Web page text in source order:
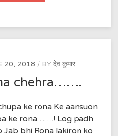
ki
hai……
20, 2018 BY देव कुमार
chehra…….
ke rona Ke aansuon
ke rona…….! Log padh
Jab bhi Rona lakiron ko